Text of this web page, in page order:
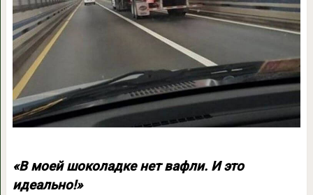
«В моей шоколадке нет вафли. И это
идеально!»